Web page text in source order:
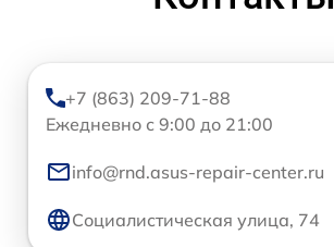
+7 (863) 209-71-88
Ежедневно с 9:00 до 21:00
info@rnd.asus-repair-center.ru
Социалистическая улица, 74